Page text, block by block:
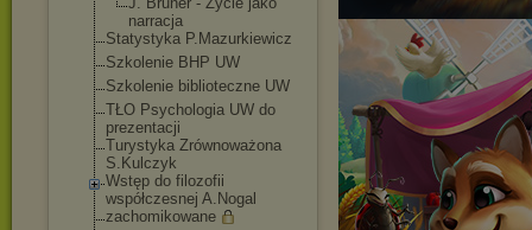
narracja
Statystyka P.Mazurkiewicz
Szkolenie BHP UW
Szkolenie biblioteczne UW
TŁO Psychologia UW do
prezentacji
Turystyka Zrównoważona
S.Kulczyk
Wstęp do filozofii
współczesnej A.Nogal
zachomikowane